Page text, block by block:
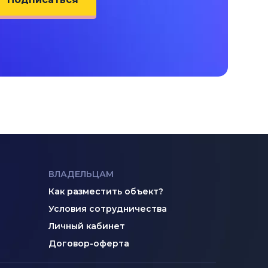
ВЛАДЕЛЬЦАМ
Как разместить объект?
Условия сотрудничества
Личный кабинет
Договор-оферта